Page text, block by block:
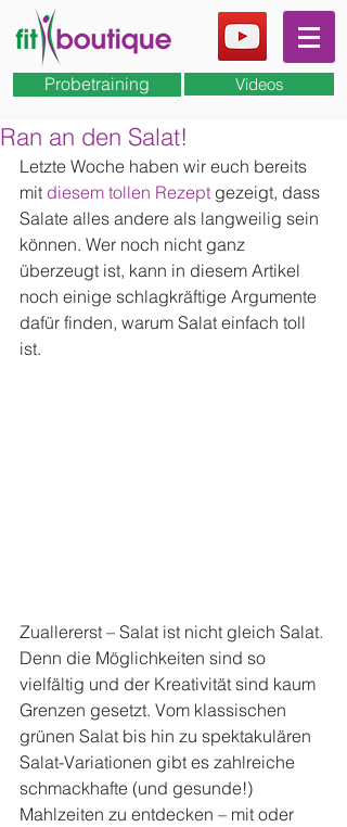
Probetraining Videos
Ran an den Salat!
Letzte Woche haben wir euch bereits
mit diesem tollen Rezept gezeigt, dass
Salate alles andere als langweilig sein
können. Wer noch nicht ganz
überzeugt ist, kann in diesem Artikel
noch einige schlagkräftige Argumente
dafür finden, warum Salat einfach toll
ist.
Zuallererst – Salat ist nicht gleich Salat.
Denn die Möglichkeiten sind so
vielfältig und der Kreativität sind kaum
Grenzen gesetzt. Vom klassischen
grünen Salat bis hin zu spektakulären
Salat-Variationen gibt es zahlreiche
schmackhafte (und gesunde!)
Mahlzeiten zu entdecken – mit oder